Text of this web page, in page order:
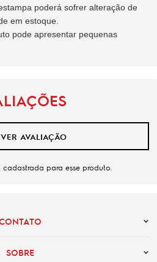
poderá sofrer alteração de
em estoque.
pode apresentar pequenas
AVALIAÇÃO
para esse produto.
SOBRE